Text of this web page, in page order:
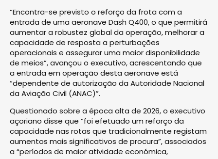
“Encontra-se previsto o reforço da frota com a
entrada de uma aeronave Dash Q400, o que permitirá
aumentar a robustez global da operação, melhorar a
capacidade de resposta a perturbações
operacionais e assegurar uma maior disponibilidade
de meios”, avançou o executivo, acrescentando que
a entrada em operação desta aeronave está
“dependente de autorização da Autoridade Nacional
da Aviação Civil (ANAC)”.
Questionado sobre a época alta de 2026, o executivo
açoriano disse que “foi efetuado um reforço da
capacidade nas rotas que tradicionalmente registam
aumentos mais significativos de procura”, associados
a “períodos de maior atividade económica,